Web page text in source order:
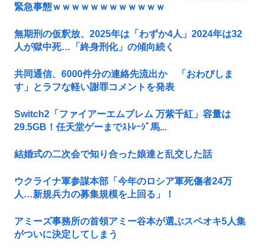
緊急事態ｗｗｗｗｗｗｗｗｗｗｗｗ
無期刑の仮釈放、2025年は「わずか4人」2024年は32
人が獄中死…「終身刑化」の傾向続く
共同通信、6000件分の連絡先流出か 「おわびしま
す」とラフな軽い謝罪コメントを発表
Switch2「ファイアーエムブレム 万紫千紅」容量は
29.5GB！任天堂ゲーまでｽﾄﾚｰｼﾞ馬...
結婚式の二次会で知り合った娘達と乱交した話
ウクライナ軍参謀本部「今年のロシア軍死傷者24万
人…新規兵力の募集規模を上回る」！
アミーズ事務所の首領アミー谷本が選ぶスペオキ5人集
がついに決定してしまう